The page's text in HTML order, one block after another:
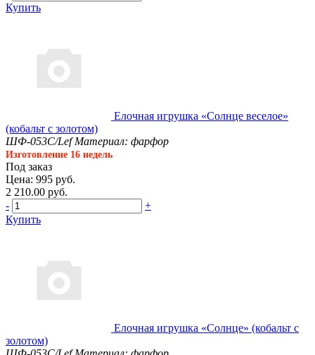
Купить
Елочная игрушка «Солнце веселое»
(кобальт с золотом)
ШФ-053С/Lef Материал: фарфор
Изготовление 16 недель
Под заказ
Цена: 995 руб.
2 210.00 руб.
-
+
Купить
Елочная игрушка «Солнце» (кобальт с
золотом)